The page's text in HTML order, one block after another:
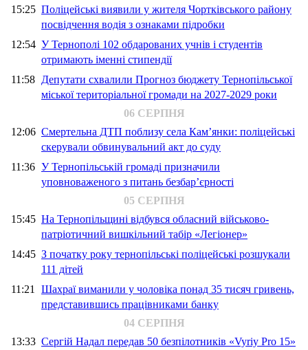
15:25 Поліцейські виявили у жителя Чортківського району
посвідчення водія з ознаками підробки
12:54 У Тернополі 102 обдарованих учнів і студентів
отримають іменні стипендії
11:58 Депутати схвалили Прогноз бюджету Тернопільської
міської територіальної громади на 2027-2029 роки
06 СЕРПНЯ
12:06 Смертельна ДТП поблизу села Кам’янки: поліцейські
скерували обвинувальний акт до суду
11:36 У Тернопільській громаді призначили
уповноваженого з питань безбар’єрності
05 СЕРПНЯ
15:45 На Тернопільщині відбувся обласний військово-
патріотичний вишкільний табір «Легіонер»
14:45 З початку року тернопільські поліцейські розшукали
111 дітей
11:21 Шахраї виманили у чоловіка понад 35 тисяч гривень,
представившись працівниками банку
04 СЕРПНЯ
13:33 Сергій Надал передав 50 безпілотників «Vyriy Pro 15»